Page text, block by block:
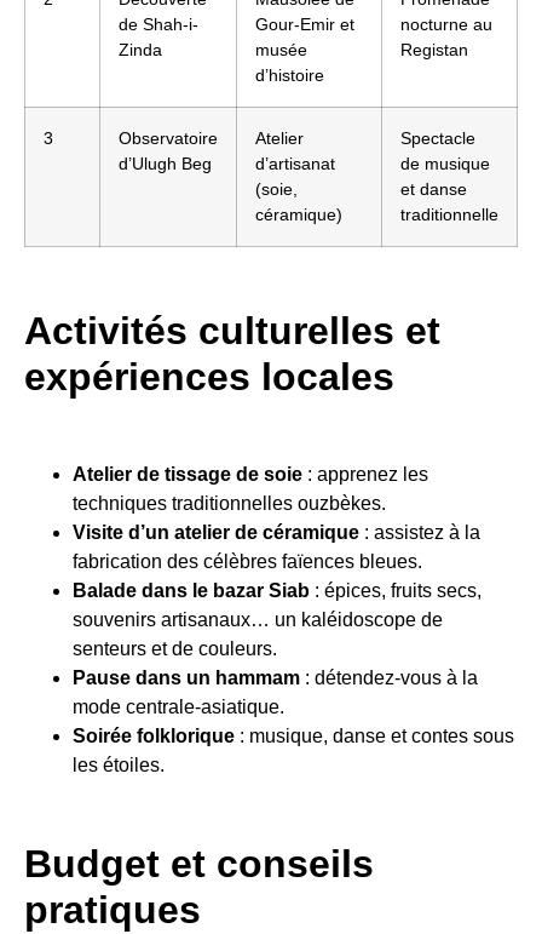
de Shah-i-
Zinda
Gour-Emir et
musée
d’histoire
nocturne au
Registan
3
Observatoire
d’Ulugh Beg
Atelier
d’artisanat
(soie,
céramique)
Spectacle
de musique
et danse
traditionnelle
Activités culturelles et
expériences locales
Atelier de tissage de soie : apprenez les
techniques traditionnelles ouzbèkes.
Visite d’un atelier de céramique : assistez à la
fabrication des célèbres faïences bleues.
Balade dans le bazar Siab : épices, fruits secs,
souvenirs artisanaux… un kaléidoscope de
senteurs et de couleurs.
Pause dans un hammam : détendez-vous à la
mode centrale-asiatique.
Soirée folklorique : musique, danse et contes sous
les étoiles.
Budget et conseils
pratiques